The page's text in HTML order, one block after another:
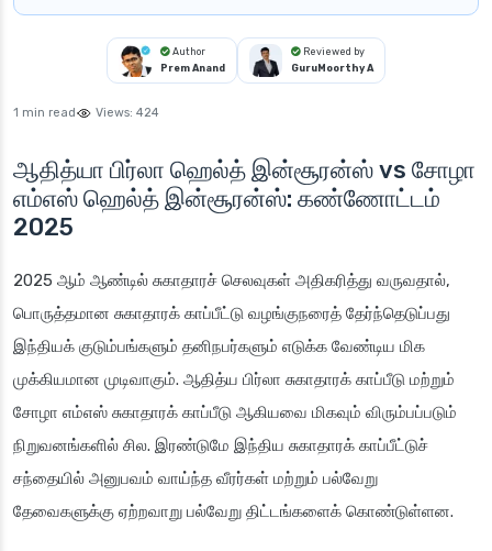
Author
Prem Anand
Reviewed by
GuruMoorthy A
1 min read Views: 424
ஆதித்யா பிர்லா ஹெல்த் இன்சூரன்ஸ் vs சோழா
எம்எஸ் ஹெல்த் இன்சூரன்ஸ்: கண்ணோட்டம்
2025
2025 ஆம் ஆண்டில் சுகாதாரச் செலவுகள் அதிகரித்து வருவதால்,
பொருத்தமான சுகாதாரக் காப்பீட்டு வழங்குநரைத் தேர்ந்தெடுப்பது
இந்தியக் குடும்பங்களும் தனிநபர்களும் எடுக்க வேண்டிய மிக
முக்கியமான முடிவாகும். ஆதித்ய பிர்லா சுகாதாரக் காப்பீடு மற்றும்
சோழா எம்எஸ் சுகாதாரக் காப்பீடு ஆகியவை மிகவும் விரும்பப்படும்
நிறுவனங்களில் சில. இரண்டுமே இந்திய சுகாதாரக் காப்பீட்டுச்
சந்தையில் அனுபவம் வாய்ந்த வீரர்கள் மற்றும் பல்வேறு
தேவைகளுக்கு ஏற்றவாறு பல்வேறு திட்டங்களைக் கொண்டுள்ளன.